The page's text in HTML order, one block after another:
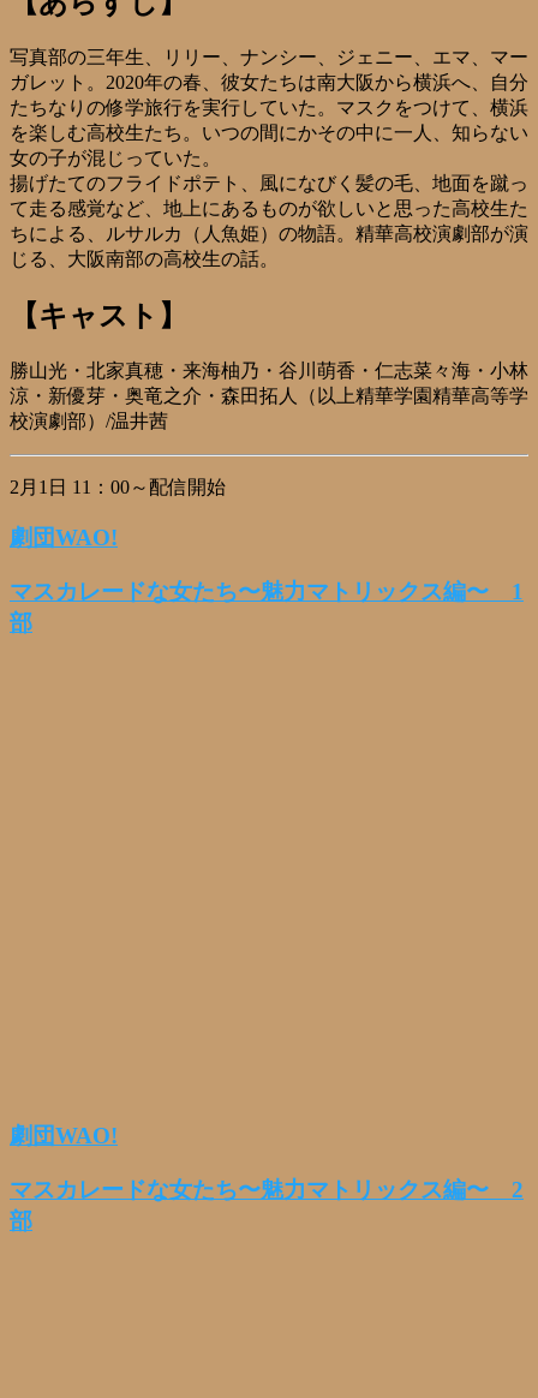
写真部の三年生、リリー、ナンシー、ジェニー、エマ、マー
ガレット。2020年の春、彼女たちは南大阪から横浜へ、自分
たちなりの修学旅行を実行していた。マスクをつけて、横浜
を楽しむ高校生たち。いつの間にかその中に一人、知らない
女の子が混じっていた。
揚げたてのフライドポテト、風になびく髪の毛、地面を蹴っ
て走る感覚など、地上にあるものが欲しいと思った高校生た
ちによる、ルサルカ（人魚姫）の物語。精華高校演劇部が演
じる、大阪南部の高校生の話。
【キャスト】
勝山光・北家真穂・来海柚乃・谷川萌香・仁志菜々海・小林
涼・新優芽・奥竜之介・森田拓人（以上精華学園精華高等学
校演劇部）/温井茜
2月1日 11：00～配信開始
劇団WAO!
マスカレードな女たち〜魅力マトリックス編〜 1
部
劇団WAO!
マスカレードな女たち〜魅力マトリックス編〜 2
部